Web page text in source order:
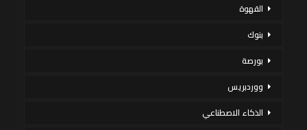
القهوة
بنوك
بورصة
ووردبريس
الذكاء الاصطناعي